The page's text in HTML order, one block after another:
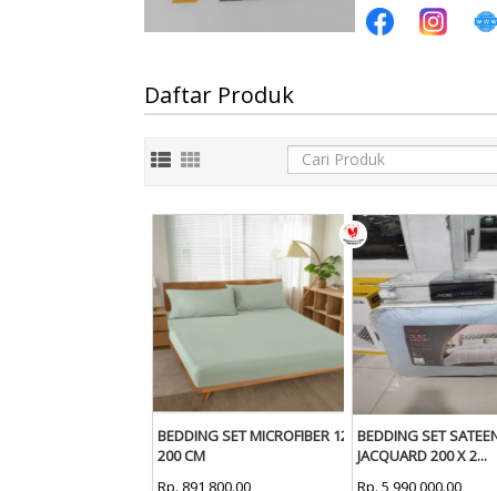
Daftar Produk
BEDDING SET MICROFIBER 120 X
200 CM
Rp. 891,800.00
BEDDING SET
JACQUARD 200 X 2...
Rp. 5,990,000.00